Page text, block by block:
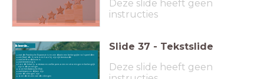
Deze slide heeft geen
instructies
wat de Frankische Expansie is en wie daarin een belangrijke rol speelden
wie Karel de Grote is en hoe hij zijn rijk bestuurde
wat het feodalisme is
wat kerstening is
hoe de Islam is ontstaan en welke personen en stromingen er belangrijk
zijn in deze religie
over het Arabische Rijk
wat terpen en dijken zijn
wie de vikingen zijn
over de reizen van de vikingen
Ik leerde... Slide 37 - Tekstslide
Deze slide heeft geen